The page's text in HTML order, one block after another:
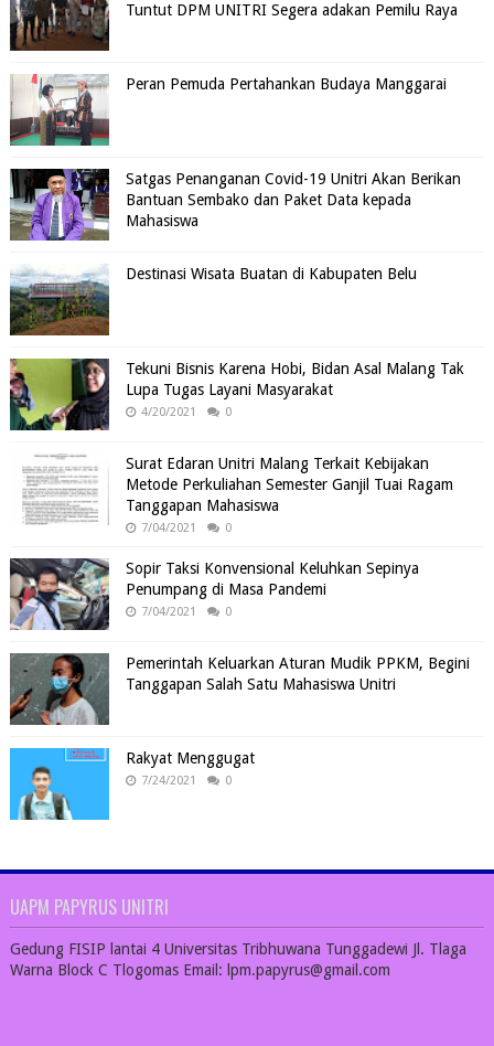
Tuntut DPM UNITRI Segera adakan Pemilu Raya
Peran Pemuda Pertahankan Budaya Manggarai
Satgas Penanganan Covid-19 Unitri Akan Berikan
Bantuan Sembako dan Paket Data kepada
Mahasiswa
Destinasi Wisata Buatan di Kabupaten Belu
Tekuni Bisnis Karena Hobi, Bidan Asal Malang Tak
Lupa Tugas Layani Masyarakat
4/20/2021 0
Surat Edaran Unitri Malang Terkait Kebijakan
Metode Perkuliahan Semester Ganjil Tuai Ragam
Tanggapan Mahasiswa
7/04/2021 0
Sopir Taksi Konvensional Keluhkan Sepinya
Penumpang di Masa Pandemi
7/04/2021 0
Pemerintah Keluarkan Aturan Mudik PPKM, Begini
Tanggapan Salah Satu Mahasiswa Unitri
Rakyat Menggugat
7/24/2021 0
UAPM PAPYRUS UNITRI
Gedung FISIP lantai 4 Universitas Tribhuwana Tunggadewi Jl. Tlaga
Warna Block C Tlogomas Email: lpm.papyrus@gmail.com